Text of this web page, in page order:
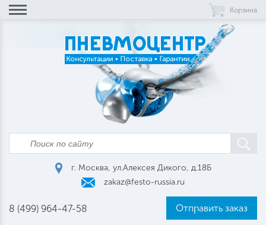
Корзина
г. Москва, ул.Алексея Дикого, д.18Б
zakaz@festo-russia.ru
8 (499) 964-47-58 Отправить заказ